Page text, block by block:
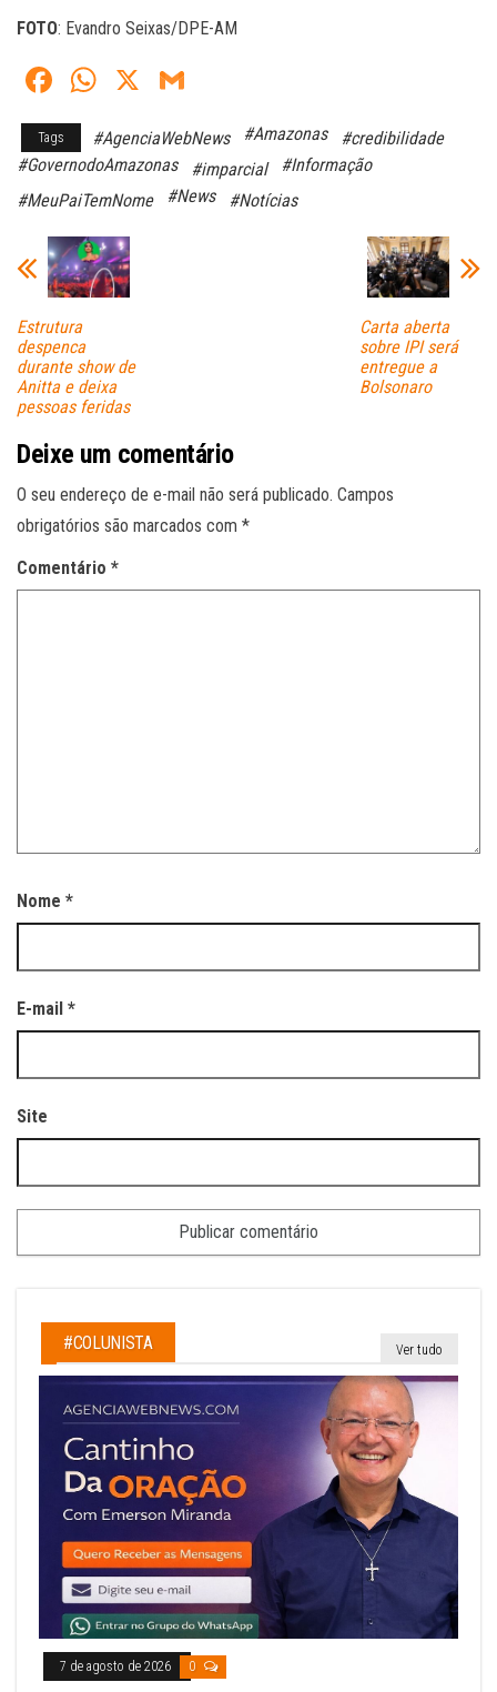
FOTO: Evandro Seixas/DPE-AM
Fa
ce
bo
ok
W
ts
A
X
ail
Tags #AgenciaWebNews #Amazonas
#credibilidade
#GovernodoAmazonas
#imparcial
#Informação
#MeuPaiTemNome
#News #Notícias
Estrutura
despenca
durante show de
Anitta e deixa
pessoas feridas
Carta aberta
sobre IPI será
entregue a
Bolsonaro
Deixe um comentário
O seu endereço de e-mail não será publicado. Campos
obrigatórios são marcados com *
Comentário *
Nome *
E-mail *
Site
#COLUNISTA Ver tudo
7 de agosto de 2026 0